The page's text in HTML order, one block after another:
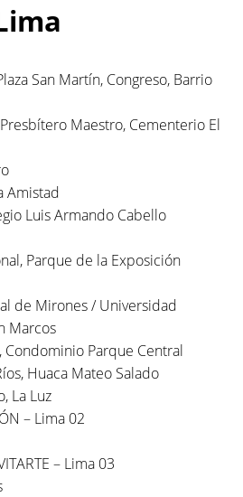
San Martín, Congreso, Barrio
Maestro, Cementerio El
Amistad
Luis Armando Cabello
Parque de la Exposición
de Mirones / Universidad
Marcos
Parque Central
Huaca Mateo Salado
La Luz
– Lima 02
– Lima 03